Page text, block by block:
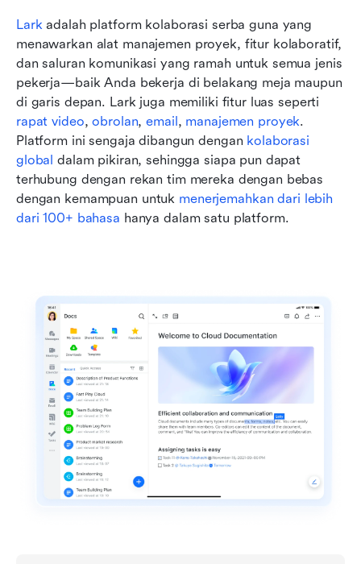
Lark adalah platform kolaborasi serba guna yang
menawarkan alat manajemen proyek, fitur kolaboratif,
dan saluran komunikasi yang ramah untuk semua jenis
pekerja—baik Anda bekerja di belakang meja maupun
rapat video, obrolan, email, manajemen proyek.
Platform ini sengaja dibangun dengan kolaborasi
global dalam pikiran, sehingga siapa pun dapat
terhubung dengan rekan tim mereka dengan bebas
dengan kemampuan untuk menerjemahkan dari lebih
dari 100+ bahasa hanya dalam satu platform.